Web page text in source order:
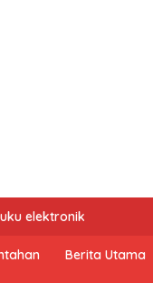
elektronik
Berita Utama